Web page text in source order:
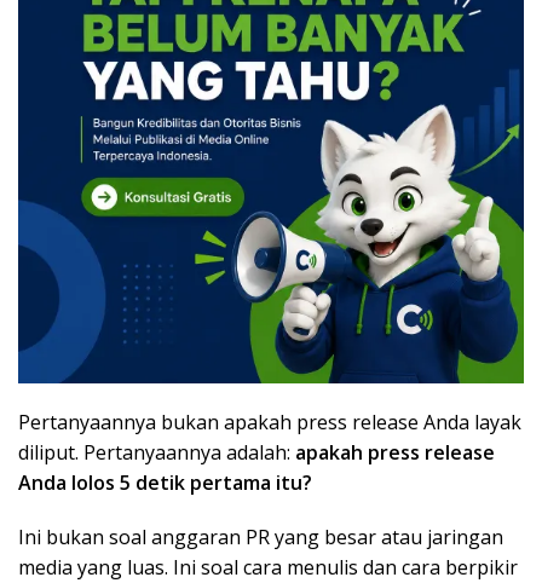
Pertanyaannya bukan apakah press release Anda layak
diliput. Pertanyaannya adalah: apakah press release
Anda lolos 5 detik pertama itu?
Ini bukan soal anggaran PR yang besar atau jaringan
media yang luas. Ini soal cara menulis dan cara berpikir